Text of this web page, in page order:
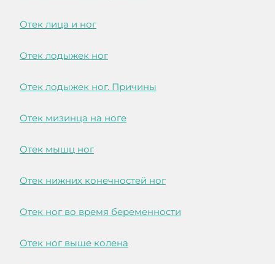
Отек лица и ног
Отек лодыжек ног
Отек лодыжек ног. Причины
Отек мизинца на ноге
Отек мышц ног
Отек нижних конечностей ног
Отек ног во время беременности
Отек ног выше колена